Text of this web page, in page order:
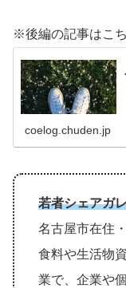
※後編の記事はこ
coelog.chuden.jp
若者シェアガ
名古屋市在住
食料や生活物
業で、企業や